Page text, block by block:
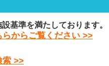
基準を満たしております。
からご覧ください >>
索 >>